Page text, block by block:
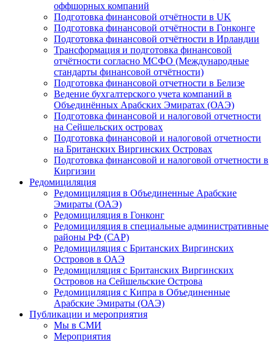
оффшорных компаний
Подготовка финансовой отчётности в UK
Подготовка финансовой отчётности в Гонконге
Подготовка финансовой отчётности в Ирландии
Трансформация и подготовка финансовой
отчётности согласно МСФО (Международные
стандарты финансовой отчётности)
Подготовка финансовой отчетности в Белизе
Ведение бухгалтерского учета компаний в
Объединённых Арабских Эмиратах (ОАЭ)
Подготовка финансовой и налоговой отчетности
на Сейшельских островах
Подготовка финансовой и налоговой отчетности
на Британских Виргинских Островах
Подготовка финансовой и налоговой отчетности в
Киргизии
Редомициляция
Редомициляция в Объединенные Арабские
Эмираты (ОАЭ)
Редомициляция в Гонконг
Редомициляция в специальные административные
районы РФ (САР)
Редомициляция с Британских Виргинских
Островов в ОАЭ
Редомициляция с Британских Виргинских
Островов на Сейшельские Острова
Редомициляция с Кипра в Объединенные
Арабские Эмираты (ОАЭ)
Публикации и мероприятия
Мы в СМИ
Мероприятия